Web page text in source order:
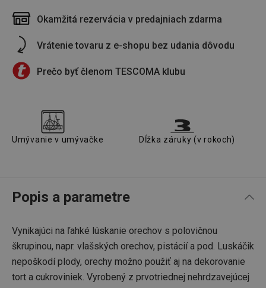
Okamžitá rezervácia v predajniach zdarma
Vrátenie tovaru z e-shopu bez udania dôvodu
Prečo byť členom TESCOMA klubu
Umývanie v umývačke Dĺžka záruky (v rokoch)
Popis a parametre
Vynikajúci na ľahké lúskanie orechov s polovičnou
škrupinou, napr. vlašských orechov, pistácií a pod. Luskáčik
nepoškodí plody, orechy možno použiť aj na dekorovanie
tort a cukroviniek. Vyrobený z prvotriednej nehrdzavejúcej